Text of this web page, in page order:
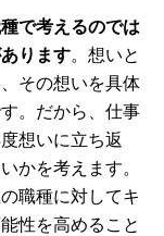
で考えるのでは
ります。想いと
その想いを具体
。だから、仕事
想いに立ち返
かを考えます。
職種に対してキ
性を高めること